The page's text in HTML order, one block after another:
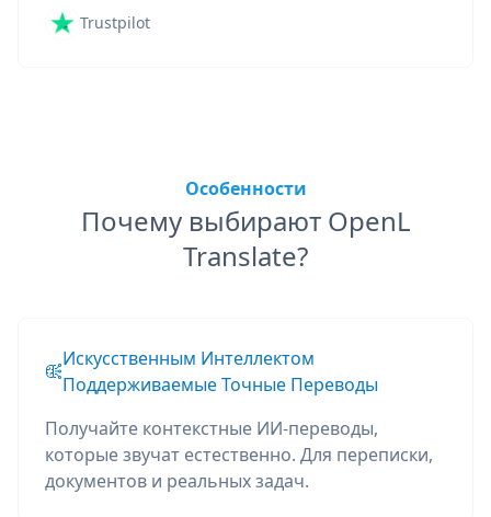
Trustpilot
Особенности
Почему выбирают OpenL
Translate?
Искусственным Интеллектом
Поддерживаемые Точные Переводы
Получайте контекстные ИИ-переводы,
которые звучат естественно. Для переписки,
документов и реальных задач.